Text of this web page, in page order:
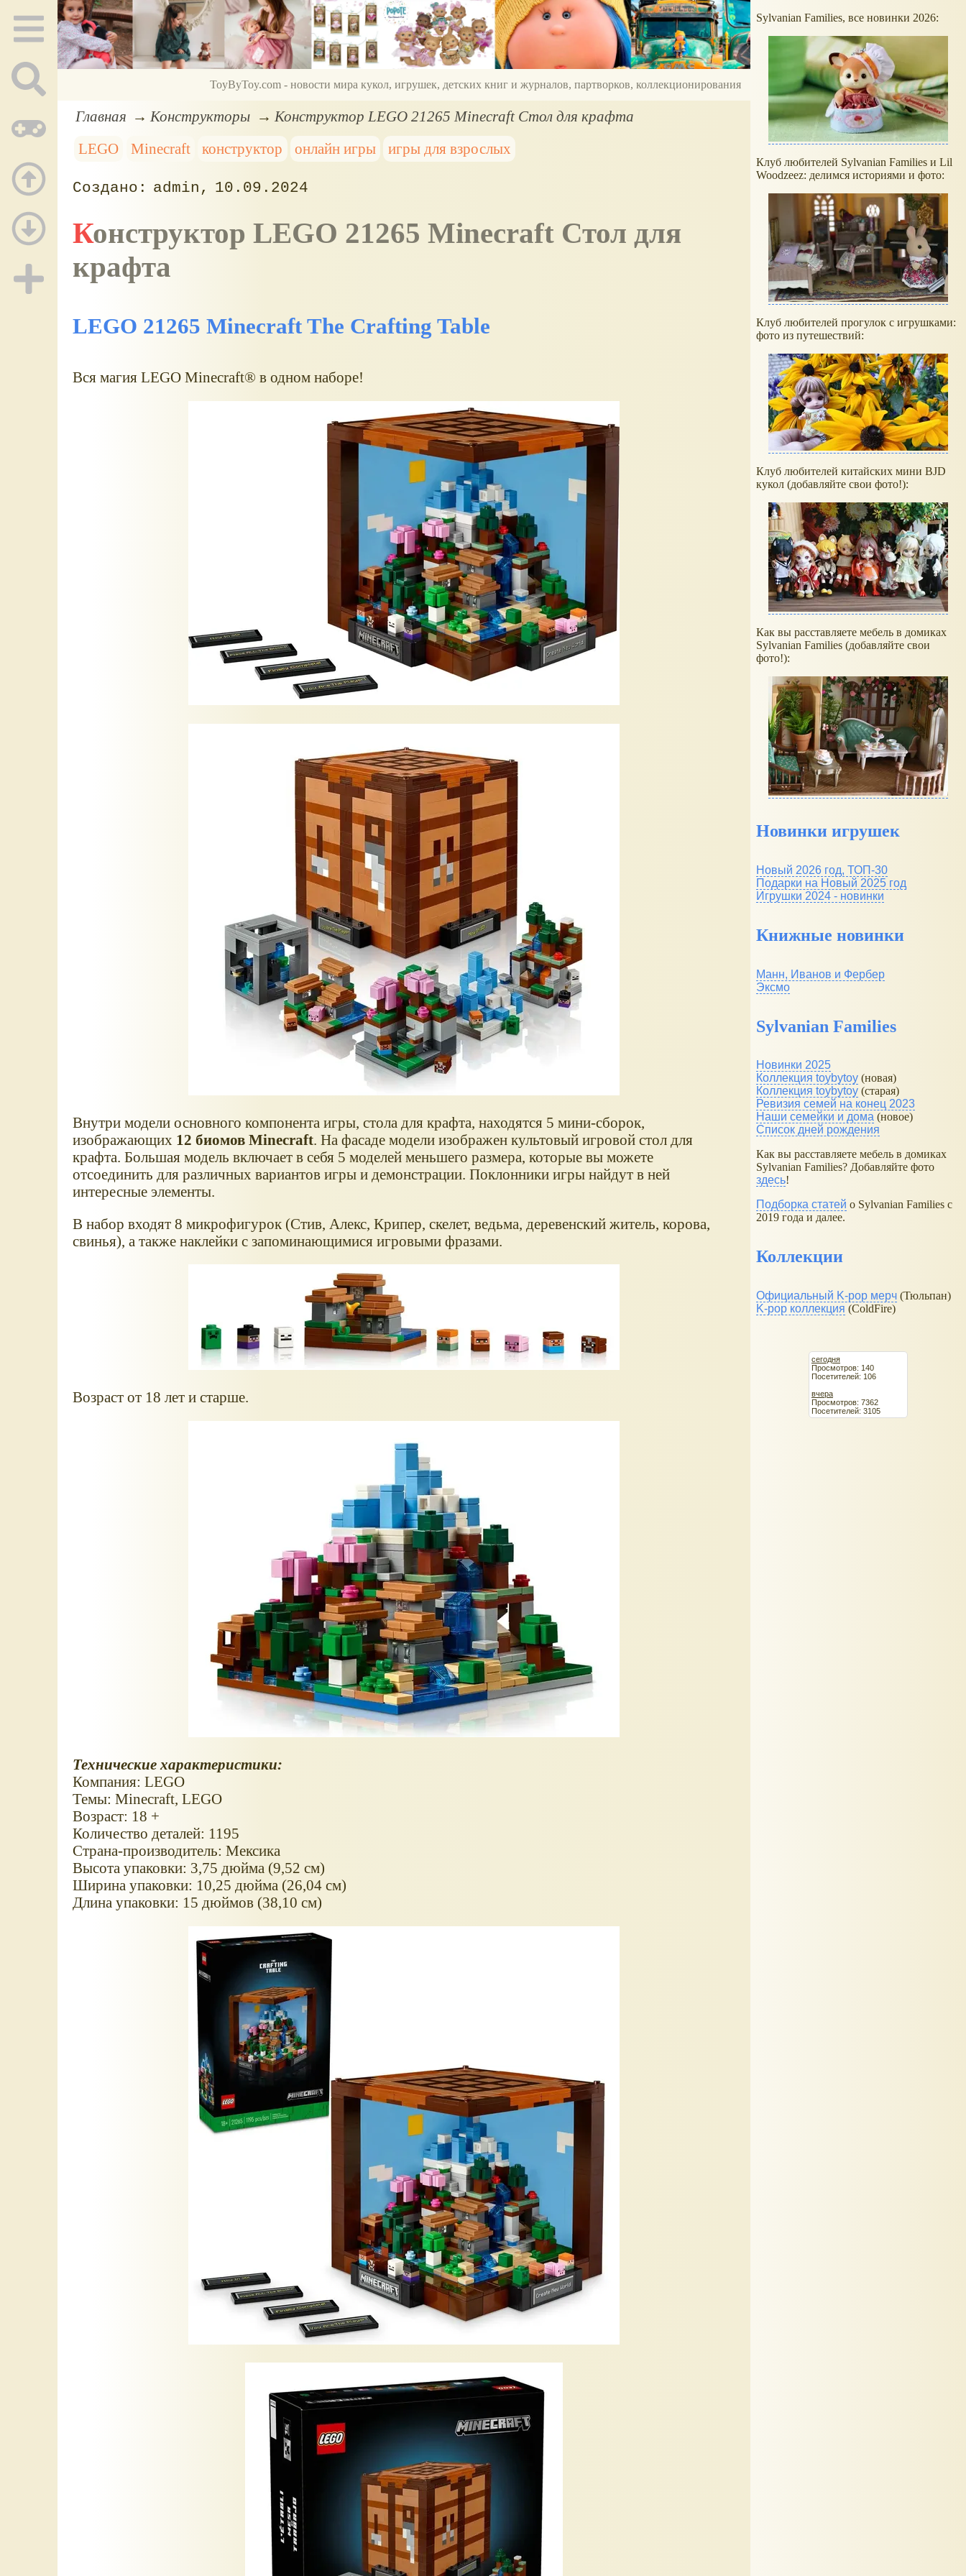
ToyByToy.com - новости мира кукол, игрушек, детских книг и журналов, партворков, коллекционирования
Главная Конструкторы
Конструктор LEGO 21265 Minecraft Стол для крафта
LEGO
Minecraft конструктор онлайн игры игры для взрослых
admin 10.09.2024
Конструктор LEGO 21265 Minecraft Стол для
крафта
LEGO 21265 Minecraft The Crafting Table
Вся магия LEGO Minecraft® в одном наборе!
Внутри модели основного компонента игры, стола для крафта, находятся 5 мини-сборок,
изображающих 12 биомов Minecraft. На фасаде модели изображен культовый игровой стол для
крафта. Большая модель включает в себя 5 моделей меньшего размера, которые вы можете
отсоединить для различных вариантов игры и демонстрации. Поклонники игры найдут в ней
интересные элементы.
В набор входят 8 микрофигурок (Стив, Алекс, Крипер, скелет, ведьма, деревенский житель, корова,
свинья), а также наклейки с запоминающимися игровыми фразами.
Возраст от 18 лет и старше.
Технические характеристики:
Компания: LEGO
Темы: Minecraft, LEGO
Возраст: 18 +
Количество деталей: 1195
Страна-производитель: Мексика
Высота упаковки: 3,75 дюйма (9,52 см)
Ширина упаковки: 10,25 дюйма (26,04 см)
Длина упаковки: 15 дюймов (38,10 см)
Sylvanian Families, все новинки 2026:
Клуб любителей Sylvanian Families и Lil
Woodzeez: делимся историями и фото:
Клуб любителей прогулок с игрушками:
фото из путешествий:
Клуб любителей китайских мини BJD
кукол (добавляйте свои фото!):
Как вы расставляете мебель в домиках
Sylvanian Families (добавляйте свои
фото!):
Новинки игрушек
Новый 2026 год, ТОП-30
Подарки на Новый 2025 год
Игрушки 2024 - новинки
Книжные новинки
Манн, Иванов и Фербер
Эксмо
Sylvanian Families
Новинки 2025
Коллекция toybytoy (новая)
Коллекция toybytoy (старая)
Ревизия семей на конец 2023
Наши семейки и дома (новое)
Список дней рождения
Как вы расставляете мебель в домиках
Sylvanian Families? Добавляйте фото
здесь!
Подборка статей о Sylvanian Families с
2019 года и далее.
Коллекции
Официальный K-pop мерч (Тюльпан)
K-pop коллекция (ColdFire)
сегодня
Просмотров: 140
Посетителей: 106
вчера
Просмотров: 7362
Посетителей: 3105